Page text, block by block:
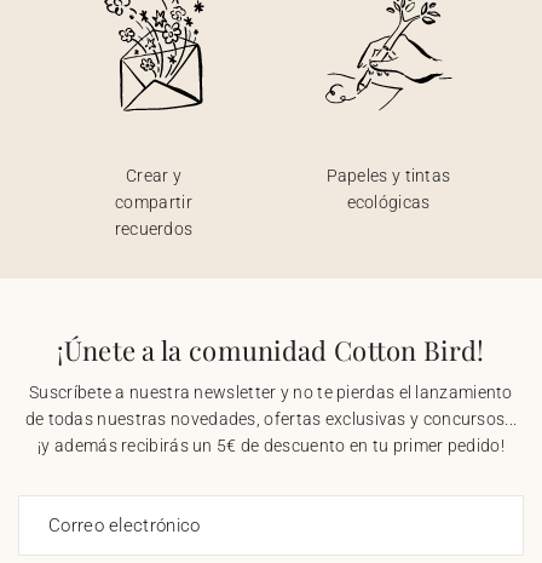
Crear y
compartir
recuerdos
Papeles y tintas
ecológicas
¡Únete a la comunidad Cotton Bird!
Suscríbete a nuestra newsletter y no te pierdas el lanzamiento
de todas nuestras novedades, ofertas exclusivas y concursos...
¡y además recibirás un 5€ de descuento en tu primer pedido!
Correo electrónico